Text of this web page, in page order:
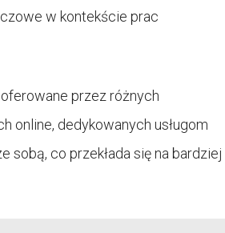
w kontekście prac
oferowane przez różnych
online, dedykowanych usługom
sobą, co przekłada się na bardziej